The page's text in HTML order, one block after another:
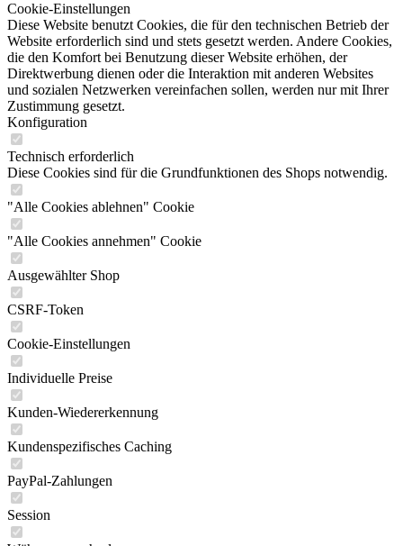
Cookie-Einstellungen
Diese Website benutzt Cookies, die für den technischen Betrieb der
Website erforderlich sind und stets gesetzt werden. Andere Cookies,
die den Komfort bei Benutzung dieser Website erhöhen, der
Direktwerbung dienen oder die Interaktion mit anderen Websites
und sozialen Netzwerken vereinfachen sollen, werden nur mit Ihrer
Zustimmung gesetzt.
Konfiguration
Technisch erforderlich
Diese Cookies sind für die Grundfunktionen des Shops notwendig.
"Alle Cookies ablehnen" Cookie
"Alle Cookies annehmen" Cookie
Ausgewählter Shop
CSRF-Token
Cookie-Einstellungen
Individuelle Preise
Kunden-Wiedererkennung
Kundenspezifisches Caching
PayPal-Zahlungen
Session